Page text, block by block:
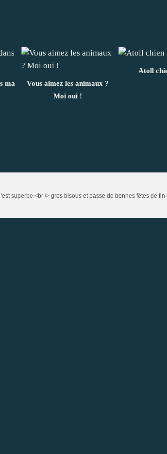
ma
Vous aimez les animaux ?
Moi oui !
Atoll
superbe <br /> gros bisous et passe de bonnes fêtes de fin